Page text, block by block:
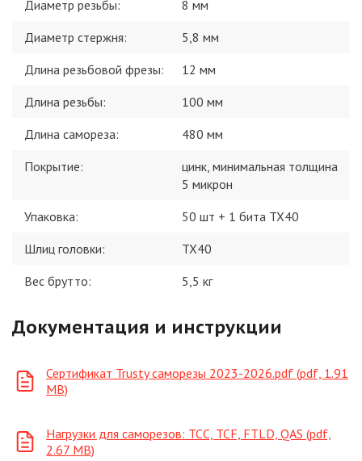
Диаметр резьбы:
8 мм
Диаметр стержня:
5,8 мм
Длина резьбовой фрезы:
12 мм
Длина резьбы:
100 мм
Длина самореза:
480 мм
Покрытие:
цинк, минимальная толщина
5 микрон
Упаковка:
50 шт + 1 бита TX40
Шлиц головки:
TX40
Вес брутто:
5,5 кг
Документация и инструкции
Сертификат Trusty саморезы 2023-2026.pdf (pdf, 1.91
MB)
Нагрузки для саморезов: ТСС, TCF, FTLD, QAS (pdf,
2.67 MB)